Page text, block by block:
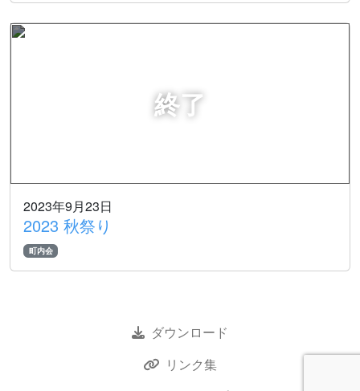
2023年9月23日
2023 秋祭り
町内会
ダウンロード
リンク集